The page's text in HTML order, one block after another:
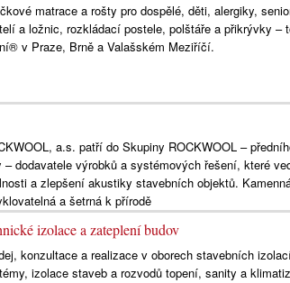
matrace a rošty pro dospělé, děti, alergiky,
a ložnic, rozkládací postele, polštáře a přikrývky –
v Praze, Brně a Valašském Meziříčí.
a.s. patří do Skupiny ROCKWOOL –
– dodavatele výrobků a systémových řešení, které
a zlepšení akustiky stavebních objektů.
a šetrná k přírodě
izolace a zateplení budov
konzultace a realizace v oborech stavebních
izolace staveb a rozvodů topení, sanity a